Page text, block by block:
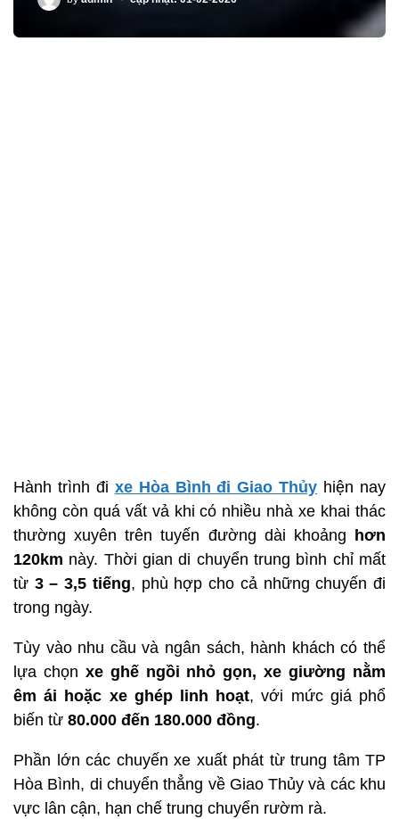
Hành trình đi xe Hòa Bình đi Giao Thủy hiện nay
không còn quá vất vả khi có nhiều nhà xe khai thác
thường xuyên trên tuyến đường dài khoảng
hơn
120km này. Thời gian di chuyển trung bình chỉ mất
từ 3 – 3,5 tiếng, phù hợp cho cả những chuyến đi
trong ngày.
Tùy vào nhu cầu và ngân sách, hành khách có thể
lựa chọn xe ghế ngồi nhỏ gọn, xe giường nằm
êm ái hoặc xe ghép linh hoạt, với mức giá phổ
biến từ 80.000 đến 180.000 đồng.
Phần lớn các chuyến xe xuất phát từ trung tâm TP
Hòa Bình, di chuyển thẳng về Giao Thủy và các khu
vực lân cận, hạn chế trung chuyển rườm rà.